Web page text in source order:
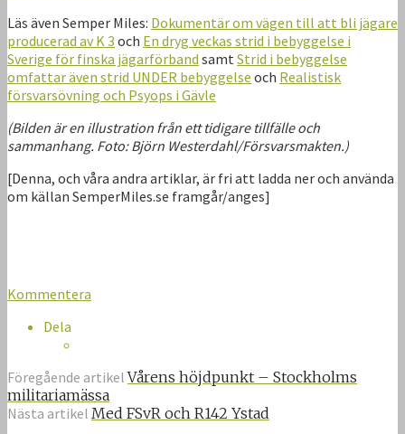
Läs även Semper Miles: Dokumentär om vägen till att bli jägare
producerad av K 3 och En dryg veckas strid i bebyggelse i
Sverige för finska jägarförband samt Strid i bebyggelse
omfattar även strid UNDER bebyggelse och Realistisk
försvarsövning och Psyops i Gävle
(Bilden är en illustration från ett tidigare tillfälle och
sammanhang. Foto: Björn Westerdahl/Försvarsmakten.)
[Denna, och våra andra artiklar, är fri att ladda ner och använda
om källan SemperMiles.se framgår/anges]
Kommentera
Dela
Föregående artikel Vårens höjdpunkt – Stockholms
militariamässa
Nästa artikel Med FSvR och R142 Ystad